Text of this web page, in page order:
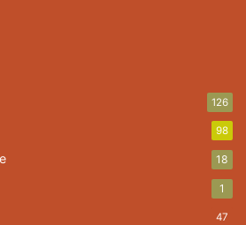
126
98
18
1
47